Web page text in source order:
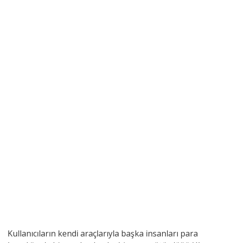
Kullanıcıların kendi araçlarıyla başka insanları para